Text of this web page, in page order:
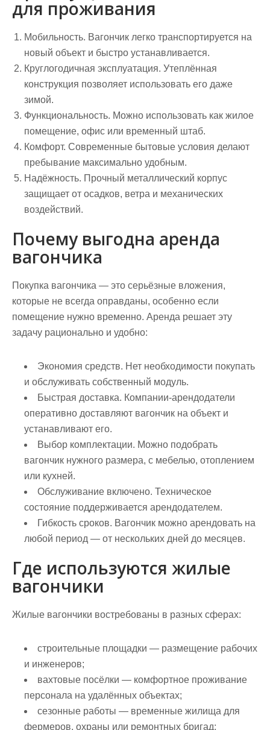
для проживания
Мобильность. Вагончик легко транспортируется на
новый объект и быстро устанавливается.
Круглогодичная эксплуатация. Утеплённая
конструкция позволяет использовать его даже
зимой.
Функциональность. Можно использовать как жилое
помещение, офис или временный штаб.
Комфорт. Современные бытовые условия делают
пребывание максимально удобным.
Надёжность. Прочный металлический корпус
защищает от осадков, ветра и механических
воздействий.
Почему выгодна аренда
вагончика
Покупка вагончика — это серьёзные вложения,
которые не всегда оправданы, особенно если
помещение нужно временно. Аренда решает эту
задачу рационально и удобно:
Экономия средств. Нет необходимости покупать
и обслуживать собственный модуль.
Быстрая доставка. Компании-арендодатели
оперативно доставляют вагончик на объект и
устанавливают его.
Выбор комплектации. Можно подобрать
вагончик нужного размера, с мебелью, отоплением
или кухней.
Обслуживание включено. Техническое
состояние поддерживается арендодателем.
Гибкость сроков. Вагончик можно арендовать на
любой период — от нескольких дней до месяцев.
Где используются жилые
вагончики
Жилые вагончики востребованы в разных сферах:
строительные площадки — размещение рабочих
и инженеров;
вахтовые посёлки — комфортное проживание
персонала на удалённых объектах;
сезонные работы — временные жилища для
фермеров, охраны или ремонтных бригад;